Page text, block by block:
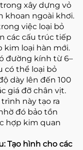
xây dựng vỏ
khoan ngoài khơi.
việc loại bỏ
các cấu trúc tiếp
kim loại hàn mới.
đường kính từ 6–
có thể loại bỏ
dày lên đến 100
giá đỡ chân vịt.
này tạo ra
đó bảo tồn
hợp kim quan
Tạo hình cho các